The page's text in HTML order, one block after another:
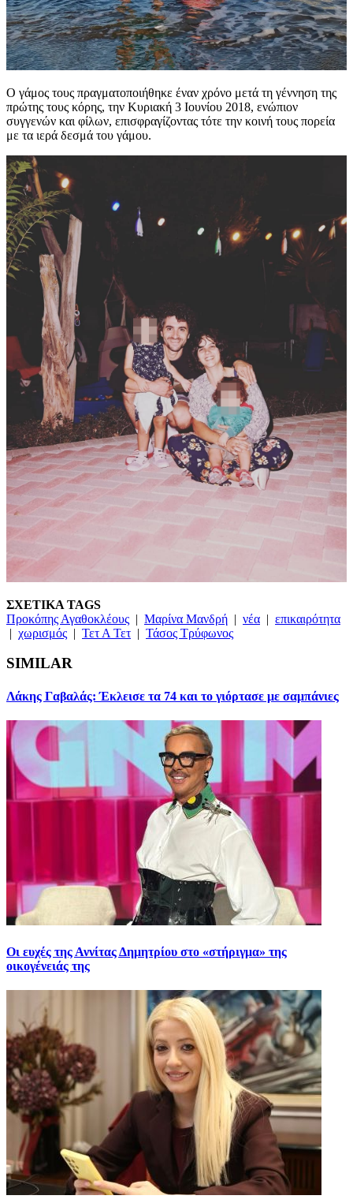
Ο γάμος τους πραγματοποιήθηκε έναν χρόνο μετά τη γέννηση της
πρώτης τους κόρης, την Κυριακή 3 Ιουνίου 2018, ενώπιον
συγγενών και φίλων, επισφραγίζοντας τότε την κοινή τους πορεία
με τα ιερά δεσμά του γάμου.
ΣΧΕΤΙΚΑ TAGS
Προκόπης Αγαθοκλέους | Μαρίνα Μανδρή | νέα | επικαιρότητα
| χωρισμός | Τετ Α Τετ | Τάσος Τρύφωνος
SIMILAR
Λάκης Γαβαλάς: Έκλεισε τα 74 και το γιόρτασε με σαμπάνιες
Οι ευχές της Αννίτας Δημητρίου στο «στήριγμα» της
οικογένειάς της